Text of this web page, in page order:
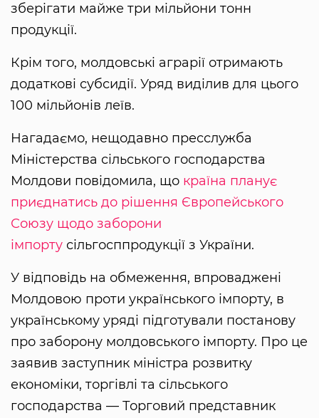
зберігати майже три мільйони тонн
продукції.
Крім того, молдовські аграрії отримають
додаткові субсидії. Уряд виділив для цього
100 мільйонів леїв.
Нагадаємо, нещодавно пресслужба
Міністерства сільського господарства
Молдови повідомила, що країна планує
приєднатись до рішення Європейського
Союзу щодо заборони
імпорту сільгосппродукції з України.
У відповідь на обмеження, впроваджені
Молдовою проти українського імпорту, в
українському уряді підготували постанову
про заборону молдовського імпорту. Про це
заявив заступник міністра розвитку
економіки, торгівлі та сільського
господарства — Торговий представник